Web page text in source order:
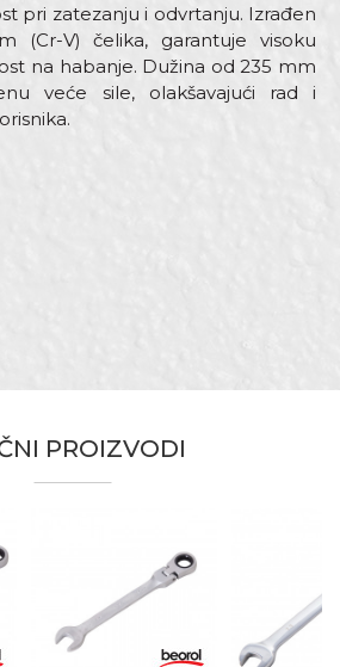
pri zatezanju i odvrtanju. Izrađen
(Cr-V) čelika, garantuje visoku
na habanje. Dužina od 235 mm
veće sile, olakšavajući rad i
koliko je 4 + 1 :
PROIZVODI